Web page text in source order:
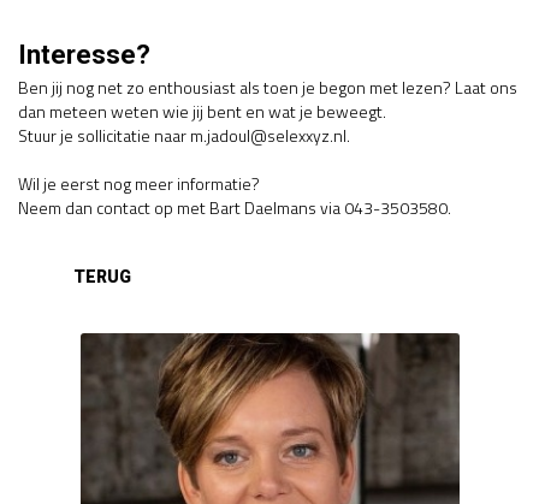
Interesse?
Ben jij nog net zo enthousiast als toen je begon met lezen? Laat ons
dan meteen weten wie jij bent en wat je beweegt.
Stuur je sollicitatie naar m.jadoul@selexxyz.nl.
Wil je eerst nog meer informatie?
Neem dan contact op met Bart Daelmans via 043-3503580.